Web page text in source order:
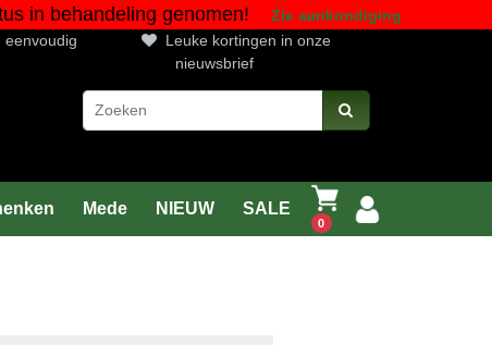
in behandeling genomen!
Zie aankondiging
eenvoudig
Leuke kortingen in onze
nieuwsbrief
Mede NIEUW SALE
0